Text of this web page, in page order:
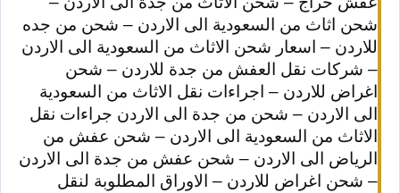
شحن اثاث من السعودية الى الاردن – شحن من جده
للاردن – اسعار شحن الاثاث من السعودية الى الاردن
– شركات نقل العفش من جدة للاردن – شحن
اغراض للاردن – اجراءات نقل الاثاث من السعودية
الى الاردن – شحن من جدة الى الاردن جراءات نقل
الاثاث من السعودية الى الاردن – شحن عفش من
الرياض الى الاردن – شحن عفش من جدة الى الاردن
– شحن اغراض للاردن – الاوراق المطلوبة لنقل